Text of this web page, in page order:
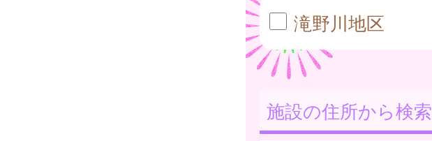
滝野川地区
施設の住所から検索